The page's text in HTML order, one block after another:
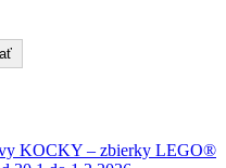
KOCKY – zbierky LEGO®